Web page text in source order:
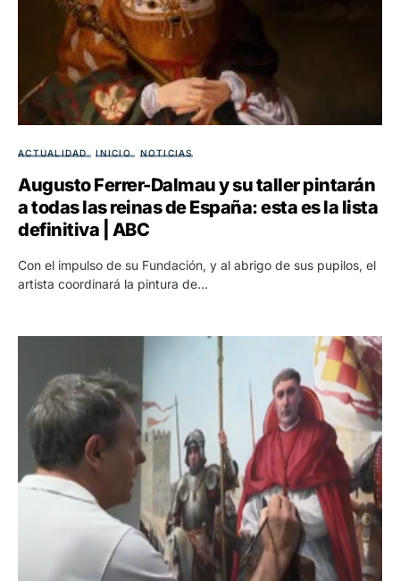
ACTUALIDAD INICIO NOTICIAS
Augusto Ferrer-Dalmau y su taller pintarán
a todas las reinas de España: esta es la lista
definitiva | ABC
Con el impulso de su Fundación, y al abrigo de sus pupilos, el
artista coordinará la pintura de…